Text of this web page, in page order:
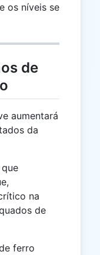
os níveis se
de
aumentará
da
na
de
ferro